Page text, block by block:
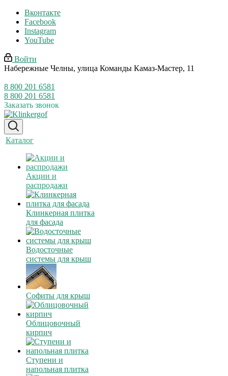
Вконтакте
Facebook
Instagram
YouTube
Войти
Набережные Челны, улица Команды Камаз-Мастер, 11
8 800 201 6581
8 800 201 6581
Заказать звонок
Каталог
Акции и
распродажи
Клинкерная плитка
для фасада
Водосточные
системы для крыш
Софиты для крыш
Облицовочный
кирпич
Ступени и
напольная плитка